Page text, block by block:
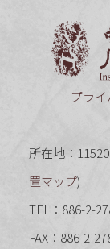
プラ
所在地：
置マップ)
TEL：886-2-
FAX：886-2-